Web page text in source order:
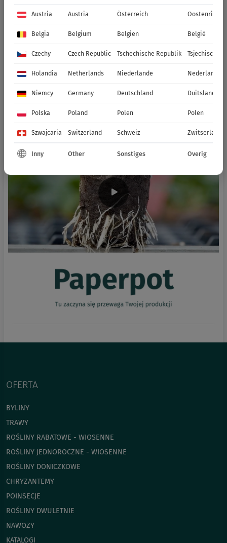
OFERTA
BYLINY
TRAWY
ROŚLINY RABATOWE - WIOSENNE
ROŚLINY JEDNOROCZNE - WIOSENNE
ROŚLINY DONICZKOWE
CHRYZANTEMY
POINSECJE
ROŚLINY DWULETNIE
NAWOZY
KATALOGI
Austria Austria Österreich Oostenrijk
Belgia Belgium Belgien België
Czechy Czech Republic Tschechische Republik Tsjechische
Holandia Netherlands Niederlande Nederland
Niemcy Germany Deutschland Duitsland
Polska Poland Polen Polen
Szwajcaria Switzerland Schweiz Zwitserland
Inny Other Sonstiges Overig